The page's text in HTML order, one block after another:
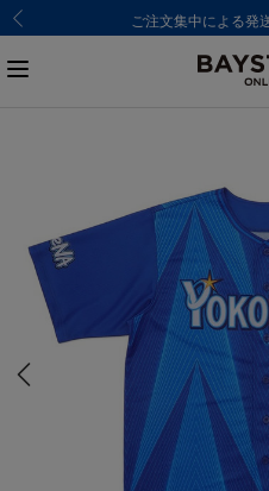
ご注文集中による発